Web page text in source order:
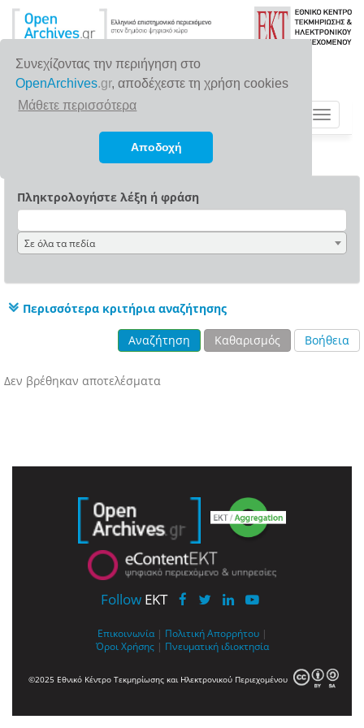
Συνεχίζοντας την περιήγηση στο
OpenArchives.gr, αποδέχεστε τη χρήση cookies
Μάθετε περισσότερα
Αποδοχή
Toggle
Πληκτρολογήστε λέξη ή φράση
Σε όλα τα πεδία
Περισσότερα κριτήρια αναζήτησης
Αναζήτηση Καθαρισμός Βοήθεια
Δεν βρέθηκαν αποτελέσματα
Follow EKT
Επικοινωνία | Πολιτική Απορρήτου |
Όροι Χρήσης | Πνευματική ιδιοκτησία
©2025 Εθνικό Κέντρο Τεκμηρίωσης και Ηλεκτρονικού Περιεχομένου